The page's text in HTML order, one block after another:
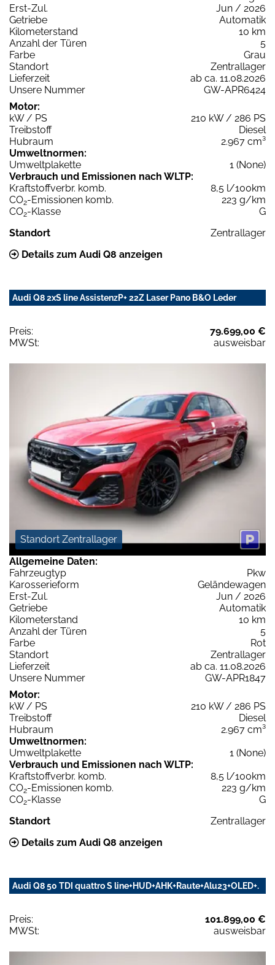
Erst-Zul.
Jun / 2026
Getriebe
Automatik
Kilometerstand
10 km
Anzahl der Türen
5
Farbe
Grau
Standort
Zentrallager
Lieferzeit
ab ca. 11.08.2026
Unsere Nummer
GW-APR6424
Motor:
kW / PS
210 kW / 286 PS
Treibstoff
Diesel
Hubraum
2.967 cm³
Umweltnormen:
Umweltplakette
1 (None)
Verbrauch und Emissionen nach WLTP:
Kraftstoffverbr. komb.
8,5 l/100km
CO2-Emissionen komb.
223 g/km
CO2-Klasse
G
Standort
Zentrallager
Details zum Audi Q8 anzeigen
Audi Q8 2xS line AssistenzP+ 22Z Laser Pano B&O Leder
Preis:
79.699,00 €
MWSt:
ausweisbar
Standort Zentrallager
Allgemeine Daten:
Fahrzeugtyp
Pkw
Karosserieform
Geländewagen
Erst-Zul.
Jun / 2026
Getriebe
Automatik
Kilometerstand
10 km
Anzahl der Türen
5
Farbe
Rot
Standort
Zentrallager
Lieferzeit
ab ca. 11.08.2026
Unsere Nummer
GW-APR1847
Motor:
kW / PS
210 kW / 286 PS
Treibstoff
Diesel
Hubraum
2.967 cm³
Umweltnormen:
Umweltplakette
1 (None)
Verbrauch und Emissionen nach WLTP:
Kraftstoffverbr. komb.
8,5 l/100km
CO2-Emissionen komb.
223 g/km
CO2-Klasse
G
Standort
Zentrallager
Details zum Audi Q8 anzeigen
Audi Q8 50 TDI quattro S line+HUD+AHK+Raute+Alu23+OLED+.
Preis:
101.899,00 €
MWSt:
ausweisbar